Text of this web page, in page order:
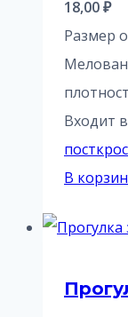
18,00₽
Размер
Входит
В